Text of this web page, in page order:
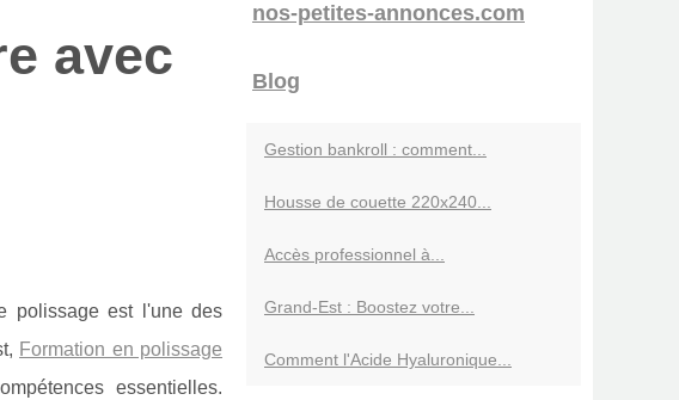
avec
polissage est l'une des
Formation en polissage
essentielles.
nos-petites-annonces.com
Blog
Gestion bankroll : comment...
Housse de couette 220x240...
Accès professionnel à...
Grand-Est : Boostez votre...
Comment l'Acide Hyaluronique...